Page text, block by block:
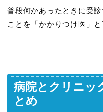
普段何かあったときに受
ことを「かかりつけ医」と
病院とクリニッ
とめ